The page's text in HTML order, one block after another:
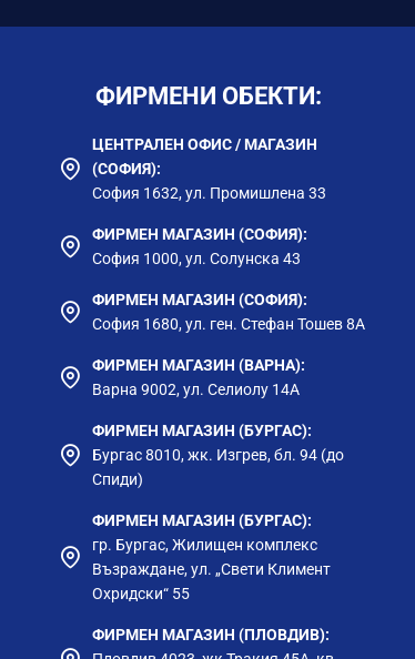
ФИРМЕНИ ОБЕКТИ:
ЦЕНТРАЛЕН ОФИС / МАГАЗИН
(СОФИЯ):
София 1632, ул. Промишлена 33
ФИРМЕН МАГАЗИН (СОФИЯ):
София 1000, ул. Солунска 43
ФИРМЕН МАГАЗИН (СОФИЯ):
София 1680, ул. ген. Стефан Тошев 8А
ФИРМЕН МАГАЗИН (ВАРНА):
Варна 9002, ул. Селиолу 14А
ФИРМЕН МАГАЗИН (БУРГАС):
Бургас 8010, жк. Изгрев, бл. 94 (до
Спиди)
ФИРМЕН МАГАЗИН (БУРГАС):
гр. Бургас, Жилищен комплекс
Възраждане, ул. „Свети Климент
Охридски“ 55
ФИРМЕН МАГАЗИН (ПЛОВДИВ):